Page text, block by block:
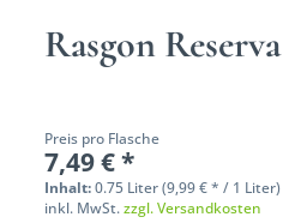
Rasgon Reserva
Preis pro Flasche
7,49 € *
Inhalt:0.75 Liter (9,99 € * / 1 Liter)
inkl. MwSt.zzgl. Versandkosten